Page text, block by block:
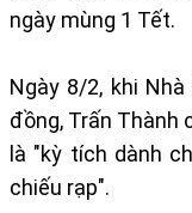
ngày mùng 1 Tết.
Ngày 8/2, khi
đồng, Trấn Thành
là "kỳ tích dành
chiếu rạp".